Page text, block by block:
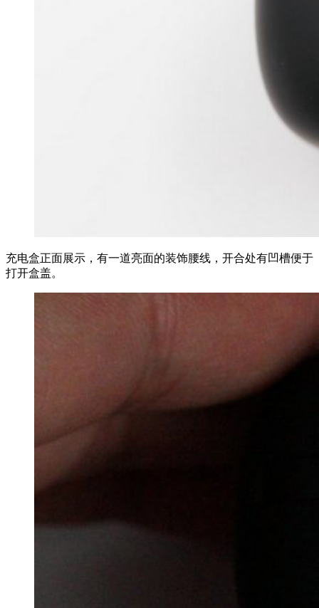
充电盒正面展示，有一道亮面的装饰腰线，开合处有凹槽便于
打开盒盖。